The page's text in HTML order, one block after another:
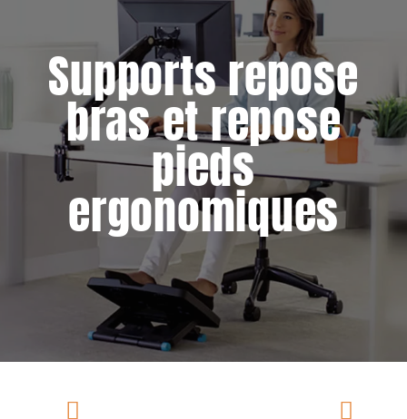
Supports repose
bras et repose
pieds
ergonomiques